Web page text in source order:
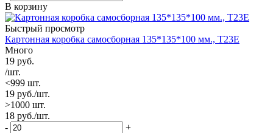
В корзину
Быстрый просмотр
Картонная коробка самосборная 135*135*100 мм., Т23Е
Много
19 руб.
/шт.
<999 шт.
19 руб./шт.
>1000 шт.
18 руб./шт.
-
+